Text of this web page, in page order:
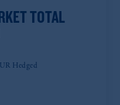
TOTAL
Hedged